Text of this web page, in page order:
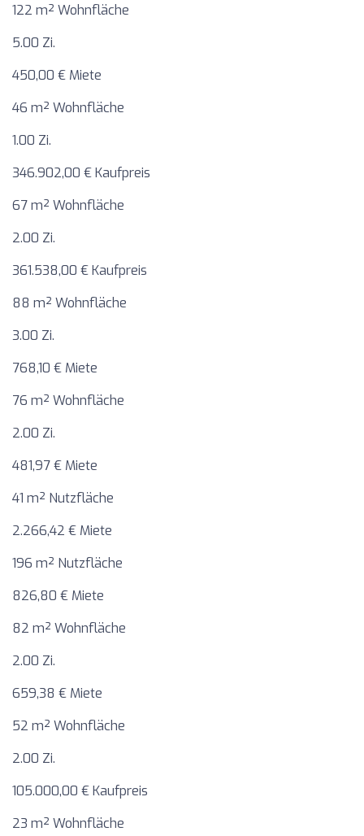
122 m² Wohnfläche
5.00 Zi.
450,00 € Miete
46 m² Wohnfläche
1.00 Zi.
346.902,00 € Kaufpreis
67 m² Wohnfläche
2.00 Zi.
361.538,00 € Kaufpreis
88 m² Wohnfläche
3.00 Zi.
768,10 € Miete
76 m² Wohnfläche
2.00 Zi.
481,97 € Miete
41 m² Nutzfläche
2.266,42 € Miete
196 m² Nutzfläche
826,80 € Miete
82 m² Wohnfläche
2.00 Zi.
659,38 € Miete
52 m² Wohnfläche
2.00 Zi.
105.000,00 € Kaufpreis
23 m² Wohnfläche